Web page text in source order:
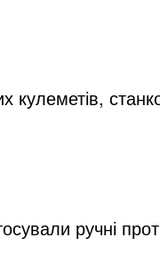
ручні